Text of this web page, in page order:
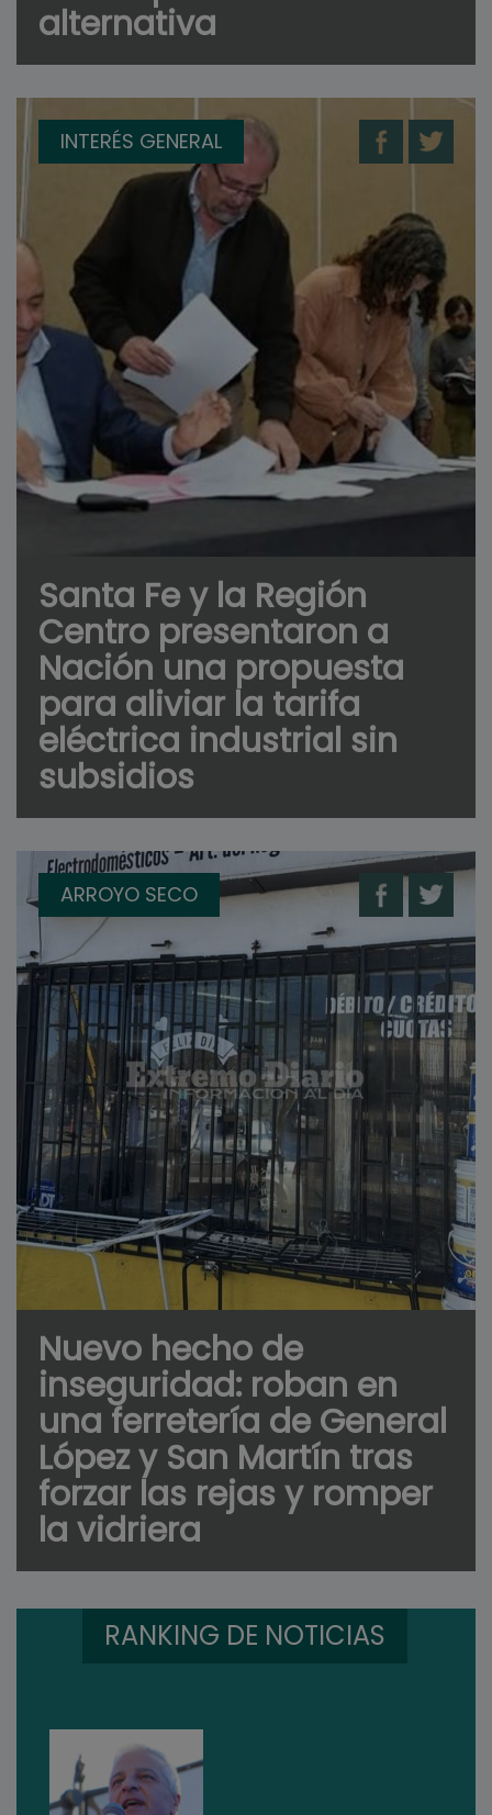
alternativa
INTERÉS GENERAL
Santa Fe y la Región
Centro presentaron a
Nación una propuesta
para aliviar la tarifa
eléctrica industrial sin
subsidios
ARROYO SECO
Nuevo hecho de
inseguridad: roban en
una ferretería de General
López y San Martín tras
forzar las rejas y romper
la vidriera
RANKING DE NOTICIAS